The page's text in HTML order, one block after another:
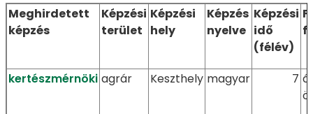
Meghirdetett
képzés
Képzési
terület
Képzési
hely
Képzés
nyelve
Képzési
idő
(félév)
kertészmérnöki agrár Keszthely magyar 7